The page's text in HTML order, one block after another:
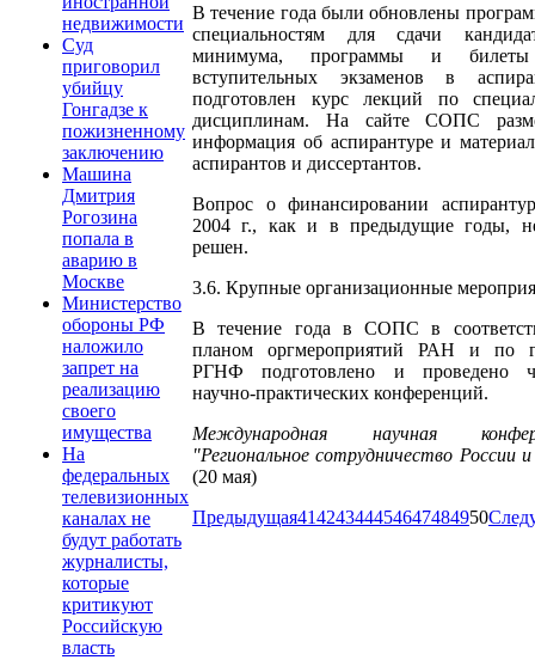
недвижимости
Суд
приговорил
убийцу
Гонгадзе к
пожизненному
заключению
Машина
Дмитрия
Рогозина
попала в
аварию в
Москве
Министерство
обороны РФ
наложило
запрет на
реализацию
своего
имущества
На
федеральных
телевизионных
каналах не
будут работать
журналисты,
которые
критикуют
Российскую
власть
В течение года были обновлены
специальностям для сдачи
минимума, программы и
вступительных экзаменов в
подготовлен курс лекций по
дисциплинам. На сайте СОПС
информация об аспирантуре и
аспирантов и диссертантов.
Вопрос о финансировании
2004 г., как и в предыдущие годы,
решен.
3.6. Крупные организационные
В течение года в СОПС в
планом оргмероприятий РАН и по
РГНФ подготовлено и проведено
научно-практических конференций.
Международная научная
"Региональное сотрудничество России
(20 мая)
Предыдущая41424344454647484950